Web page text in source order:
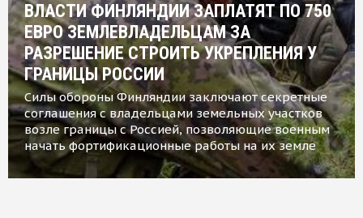
ВЛАСТИ ФИНЛЯНДИИ ЗАПЛАТЯТ ПО 750
ЕВРО ЗЕМЛЕВЛАДЕЛЬЦАМ ЗА
РАЗРЕШЕНИЕ СТРОИТЬ УКРЕПЛЕНИЯ У
ГРАНИЦЫ РОССИИ
Силы обороны Финляндии заключают секретные
соглашения с владельцами земельных участков
возле границы с Россией, позволяющие военным
начать фортификационные работы на их земле